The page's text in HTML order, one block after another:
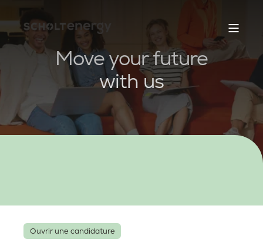
Move your future
with us
Ouvrir une candidature